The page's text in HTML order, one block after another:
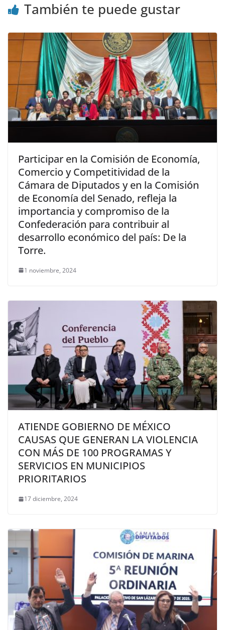
También te puede gustar
Participar en la Comisión de Economía,
Comercio y Competitividad de la
Cámara de Diputados y en la Comisión
de Economía del Senado, refleja la
importancia y compromiso de la
Confederación para contribuir al
desarrollo económico del país: De la
Torre.
1 noviembre, 2024
ATIENDE GOBIERNO DE MÉXICO
CAUSAS QUE GENERAN LA VIOLENCIA
CON MÁS DE 100 PROGRAMAS Y
SERVICIOS EN MUNICIPIOS
PRIORITARIOS
17 diciembre, 2024